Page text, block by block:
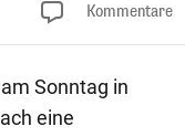
Kommentare
Sonntag in
eine